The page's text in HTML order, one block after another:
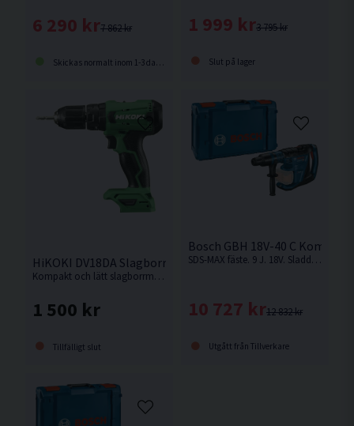
7 862 kr
6 290 kr
Skickas normalt inom 1-3 dagar
3 795 kr
1 999 kr
Slut på lager
HiKOKI DV18DA Slagborrmaskin 18V
Kompakt och lätt slagborrmaskin som lämpar sig bäst som borrskruvdragare eller för borrning i tegel tack vare slagfunktionen. Levereras utan batteri, laddare och kartong men med manual.
1 500 kr
Tillfälligt slut
Bosch GBH 18V-40 C
SDS-MAX fäste. 9 J. 18V. Sladdlös frihet med kabeldriven effekt – SDS max allrounder för bilning i betong och borrning upp till 40 mm. Levereras utan batteri och laddare.
12 832 kr
10 727 kr
Utgått från Tillverkare